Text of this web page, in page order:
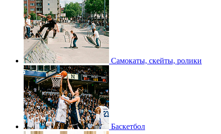
Самокаты, скейты, ролики
Баскетбол